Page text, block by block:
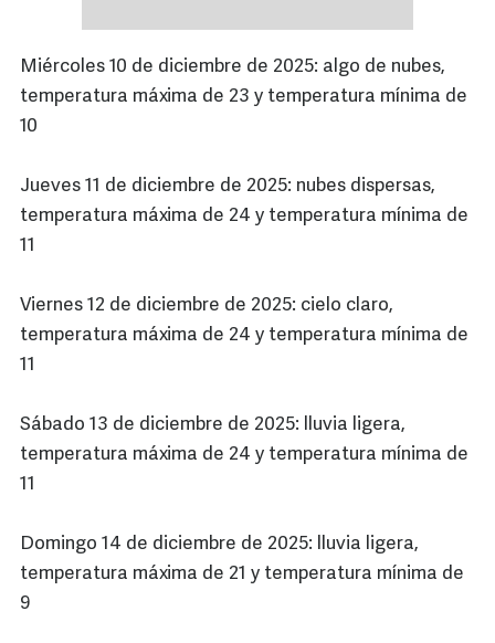
Miércoles 10 de diciembre de 2025: algo de nubes,
temperatura máxima de 23 y temperatura mínima de
10
Jueves 11 de diciembre de 2025: nubes dispersas,
temperatura máxima de 24 y temperatura mínima de
11
Viernes 12 de diciembre de 2025: cielo claro,
temperatura máxima de 24 y temperatura mínima de
11
Sábado 13 de diciembre de 2025: lluvia ligera,
temperatura máxima de 24 y temperatura mínima de
11
Domingo 14 de diciembre de 2025: lluvia ligera,
temperatura máxima de 21 y temperatura mínima de
9